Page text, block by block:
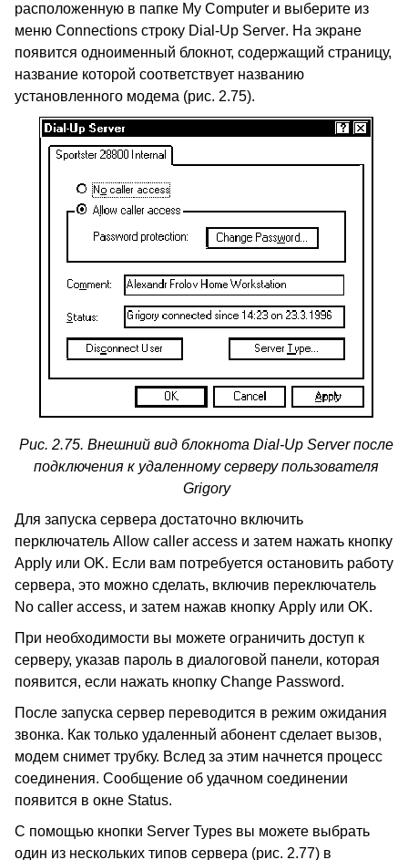
расположенную в папке My Computer и выберите из
меню Connections строку Dial-Up Server. На экране
появится одноименный блокнот, содержащий страницу,
название которой соответствует названию
установленного модема (рис. 2.75).
Рис. 2.75. Внешний вид блокнота Dial-Up Serverпосле
подключения к удаленному серверу пользователя
Grigory
Для запуска сервера достаточно включить
перключатель Allow caller access и затем нажать кнопку
Apply или OK. Если вам потребуется остановить работу
сервера, это можно сделать, включив переключатель
No caller access, и затем нажав кнопку Apply или OK.
При необходимости вы можете ограничить доступ к
серверу, указав пароль в диалоговой панели, которая
появится, если нажать кнопку Change Password.
После запуска сервер переводится в режим ожидания
звонка. Как только удаленный абонент сделает вызов,
модем снимет трубку. Вслед за этим начнется процесс
соединения. Сообщение об удачном соединении
появится в окне Status.
С помощью кнопки Server Types вы можете выбрать
один из нескольких типов сервера (рис. 2.77) в